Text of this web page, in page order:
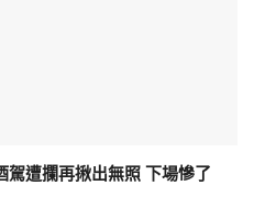
駕遭攔再揪出無照 下場慘了